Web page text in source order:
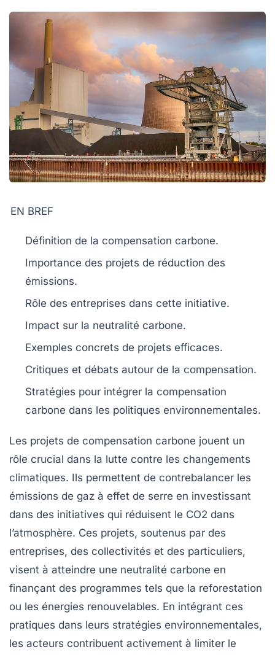
EN BREF
Définition de la compensation carbone.
Importance des projets de réduction des
émissions.
Rôle des entreprises dans cette initiative.
Impact sur la neutralité carbone.
Exemples concrets de projets efficaces.
Critiques et débats autour de la compensation.
Stratégies pour intégrer la compensation
carbone dans les politiques environnementales.
Les projets de compensation carbone jouent un
rôle crucial dans la lutte contre les changements
climatiques. Ils permettent de contrebalancer les
émissions de gaz à effet de serre en investissant
dans des initiatives qui réduisent le CO2 dans
l’atmosphère. Ces projets, soutenus par des
entreprises, des collectivités et des particuliers,
visent à atteindre une neutralité carbone en
finançant des programmes tels que la reforestation
ou les énergies renouvelables. En intégrant ces
pratiques dans leurs stratégies environnementales,
les acteurs contribuent activement à limiter le